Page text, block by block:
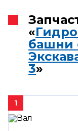
«
башни
3»
1